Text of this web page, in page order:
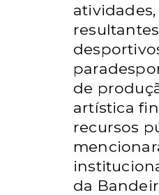
de
artística
recursos
da